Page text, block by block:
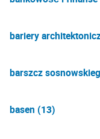
bariery
barszcz
basen (13)